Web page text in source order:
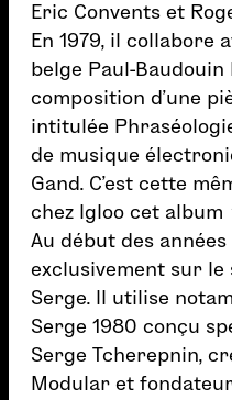
Eric Convents et
En 1979, il collabore
belge Paul-
composition d’une
intitulée
de musique
Gand. C’est cette
chez Igloo cet album
Au début des
exclusivement sur
Serge. Il utilise
Serge 1980 conçu
Serge Tcherepnin,
Modular et